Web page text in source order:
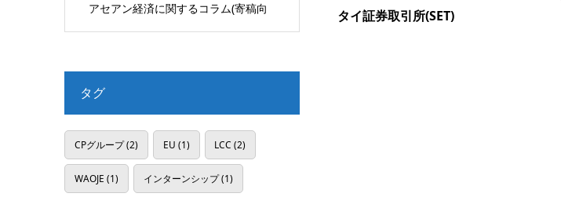
アセアン経済に関するコラム(寄稿向 タイ証券取引所(SET)
タグ
CPグループ(2) EU (1) LCC (2)
WAOJE (1) インターンシップ(1)